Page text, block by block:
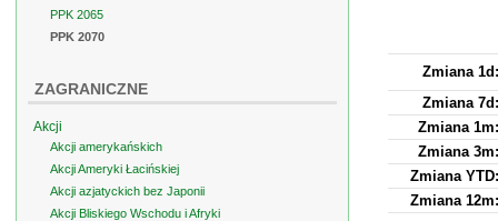
Zmiana 1d:
Zmiana 7d:
Zmiana 1m:
Zmiana 3m:
Zmiana YTD:
Zmiana 12m:
PPK 2065
PPK 2070
ZAGRANICZNE
Akcji
Akcji amerykańskich
Akcji Ameryki Łacińskiej
Akcji azjatyckich bez Japonii
Akcji Bliskiego Wschodu i Afryki